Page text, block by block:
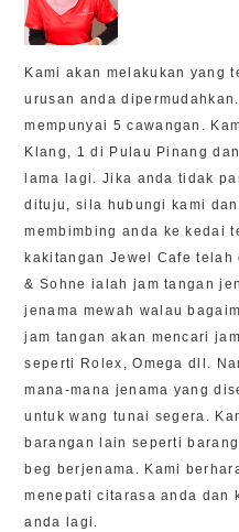
Kami akan melakukan yang
urusan anda
mempunyai 5 cawangan.
Klang, 1 di Pulau Pinang
lama lagi. Jika anda tidak
dituju, sila hubungi kami
membimbing anda ke kedai
kakitangan Jewel Cafe
& Sohne ialah jam tangan
jenama mewah walau
jam tangan akan mencari
seperti Rolex, Omega dll.
mana-mana jenama yang
untuk wang tunai segera.
barangan lain seperti
beg berjenama. Kami
menepati citarasa anda dan
anda lagi.